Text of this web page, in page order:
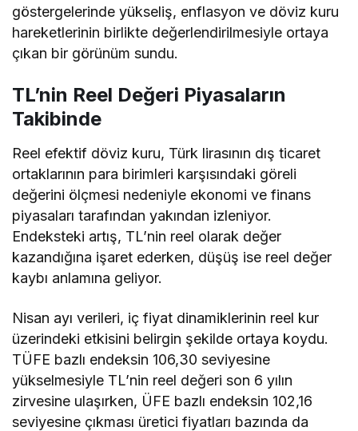
göstergelerinde yükseliş, enflasyon ve döviz kuru
hareketlerinin birlikte değerlendirilmesiyle ortaya
çıkan bir görünüm sundu.
TL’nin Reel Değeri Piyasaların
Takibinde
Reel efektif döviz kuru, Türk lirasının dış ticaret
ortaklarının para birimleri karşısındaki göreli
değerini ölçmesi nedeniyle ekonomi ve finans
piyasaları tarafından yakından izleniyor.
Endeksteki artış, TL’nin reel olarak değer
kazandığına işaret ederken, düşüş ise reel değer
kaybı anlamına geliyor.
Nisan ayı verileri, iç fiyat dinamiklerinin reel kur
üzerindeki etkisini belirgin şekilde ortaya koydu.
TÜFE bazlı endeksin 106,30 seviyesine
yükselmesiyle TL’nin reel değeri son 6 yılın
zirvesine ulaşırken, ÜFE bazlı endeksin 102,16
seviyesine çıkması üretici fiyatları bazında da